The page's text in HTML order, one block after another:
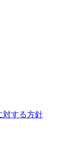
対する方針